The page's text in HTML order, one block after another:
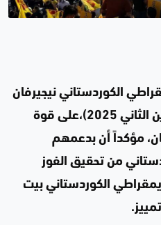
الكوردستاني نيجيرفان
بارزاني اليوم الثلاثاء (4 تشرين الثاني 2025)،على قوة
مؤكداً أن بدعمهم
من تحقيق الفوز
الكوردستاني بيت